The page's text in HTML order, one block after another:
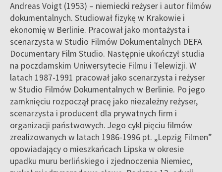
Andreas Voigt (1953) – niemiecki reżyser i autor filmów
dokumentalnych. Studiował fizykę w Krakowie i
ekonomię w Berlinie. Pracował jako montażysta i
scenarzysta w Studio Filmów Dokumentalnych DEFA
Documentary Film Studio. Następnie ukończył studia
na poczdamskim Uniwersytecie Filmu i Telewizji. W
latach 1987-1991 pracował jako scenarzysta i reżyser
w Studio Filmów Dokumentalnych w Berlinie. Po jego
zamknięciu rozpoczął pracę jako niezależny reżyser,
scenarzysta i producent dla prywatnych firm i
organizacji państwowych. Jego cykl pięciu filmów
zrealizowanych w latach 1986-1996 pt. „Lepzig Filmen”
opowiadający o mieszkańcach Lipska w okresie
upadku muru berlińskiego i zjednoczenia Niemiec,